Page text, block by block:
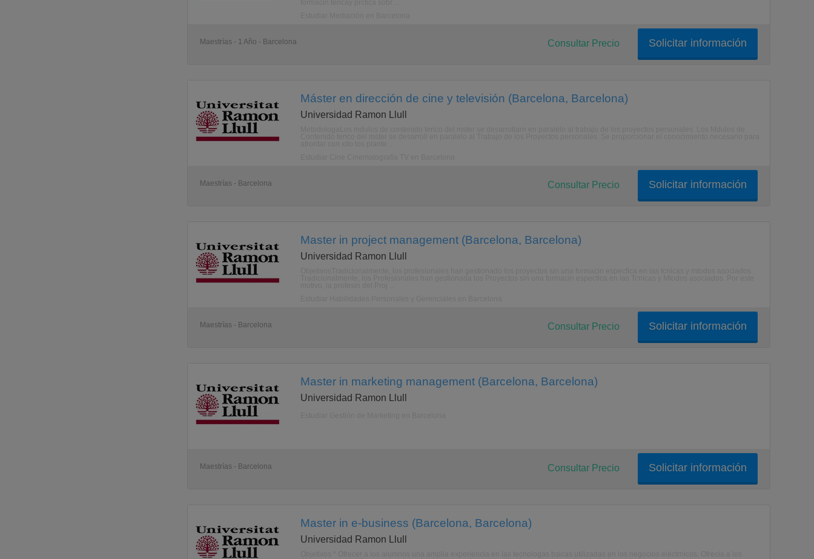
Maestrías - 1 Año - Barcelona Solicitar información
Consultar Precio
Máster en dirección de cine y televisión (Barcelona, Barcelona)
Universidad Ramon Llull
Maestrías - Barcelona Solicitar información
Consultar Precio
Master in project management (Barcelona, Barcelona)
Universidad Ramon Llull
Maestrías - Barcelona Solicitar información
Consultar Precio
Master in marketing management (Barcelona, Barcelona)
Universidad Ramon Llull
Maestrías - Barcelona Solicitar información
Consultar Precio
Master in e-business (Barcelona, Barcelona)
Universidad Ramon Llull